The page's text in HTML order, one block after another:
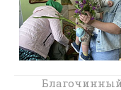
Как найти